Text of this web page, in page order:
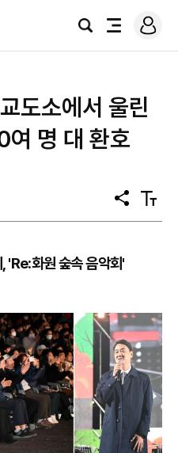
검
전
로
그
도소에서 울린
명 대 환호
공
유
텍
스
'Re:화원 숲속 음악회'